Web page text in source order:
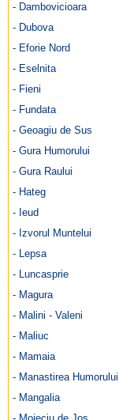
- Dambovicioara
- Dubova
- Eforie Nord
- Eselnita
- Fieni
- Fundata
- Geoagiu de Sus
- Gura Humorului
- Gura Raului
- Hateg
- Ieud
- Izvorul Muntelui
- Lepsa
- Luncasprie
- Magura
- Malini - Valeni
- Maliuc
- Mamaia
- Manastirea Humorului
- Mangalia